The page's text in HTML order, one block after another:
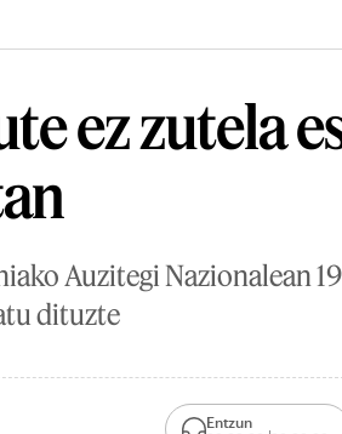
ez zutela
Auzitegi Nazionalean
dituzte
Entzun